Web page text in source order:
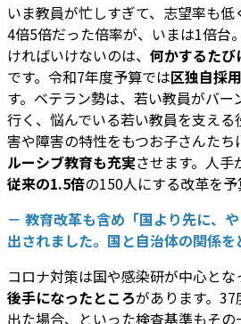
いま教員が忙しすぎて、志望率も低
4倍5倍だった倍率が、いまは1倍台
ければいけないのは、 何かするたび
です。令和7年度予算では区独自採
す。ベテラン勢は、若い教員がバ
行く、悩んでいる若い教員を支え
害や障害の特性をもつお子さんたち
ルーシブ教育も充実させます。人手
従来の1.5倍の150人にする改革を予
－ 教育改革も含め「国より先に、
出されました。国と自治体の関係を
コロナ対策は国や感染研が中心とな
後手になったところがあります。
出た場合、といった検査基準もそ